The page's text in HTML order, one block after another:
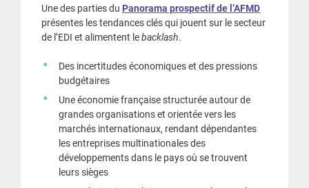
Une des parties du Panorama prospectif de l’AFMD
présentes les tendances clés qui jouent sur le secteur
de l’EDI et alimentent lebacklash.
Des incertitudes économiques et des pressions
budgétaires
Une économie française structurée autour de
grandes organisations et orientée vers les
marchés internationaux, rendant dépendantes
les entreprises multinationales des
développements dans le pays où se trouvent
leurs sièges